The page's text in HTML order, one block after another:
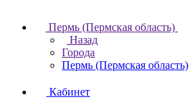
Пермь (Пермская область)
Назад
Города
Пермь (Пермская область)
Кабинет